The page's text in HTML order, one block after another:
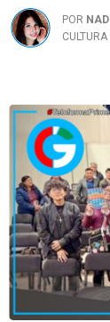
POR
CULTURA